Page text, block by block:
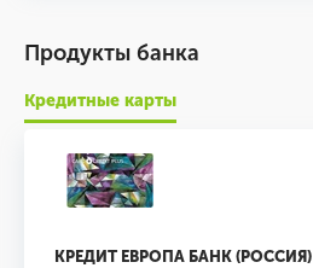
Продукты банка
Кредитные карты
КРЕДИТ ЕВРОПА БАНК (РОССИЯ)